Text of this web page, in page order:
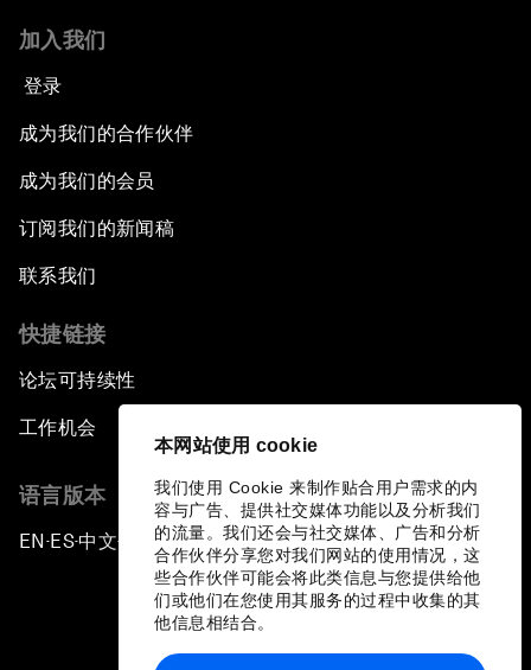
本网站使用 cookie
我们使用 Cookie 来制作贴合用户需求的内
容与广告、提供社交媒体功能以及分析我们
的流量。我们还会与社交媒体、广告和分析
合作伙伴分享您对我们网站的使用情况，这
些合作伙伴可能会将此类信息与您提供给他
们或他们在您使用其服务的过程中收集的其
他信息相结合。
加入我们
登录
成为我们的合作伙伴
成为我们的会员
订阅我们的新闻稿
联系我们
快捷链接
论坛可持续性
工作机会
语言版本
EN ▪ES▪中文▪ 日本語